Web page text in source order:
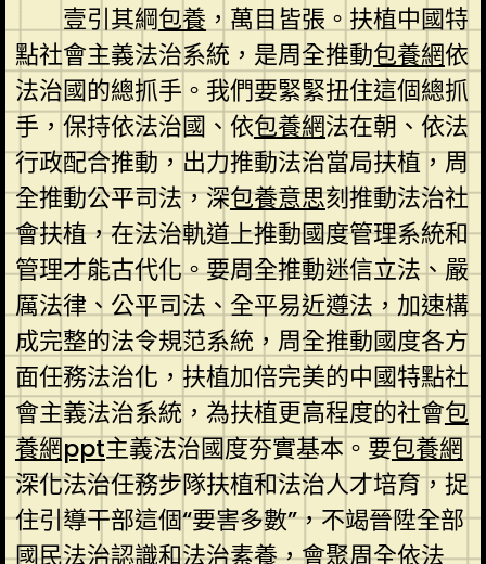
壹引其綱包養 ，萬目皆張。扶植中國特
點社會主義法治系統，是周全推動包養網依
法治國的總抓手。我們要緊緊扭住這個總抓
手，保持依法治國、依包養網法在朝、依法
行政配合推動，出力推動法治當局扶植，周
全推動公平司法，深包養意思刻推動法治社
會扶植，在法治軌道上推動國度管理系統和
管理才能古代化。要周全推動迷信立法、嚴
厲法律、公平司法、全平易近遵法，加速構
成完整的法令規范系統，周全推動國度各方
面任務法治化，扶植加倍完美的中國特點社
會主義法治系統，為扶植更高程度的社會包
養網ppt主義法治國度夯實基本。要包養網
深化法治任務步隊扶植和法治人才培育，捉
住引導干部這個“要害多數”，不竭晉陞全部
國民法治認識和法治素養，會聚周全依法